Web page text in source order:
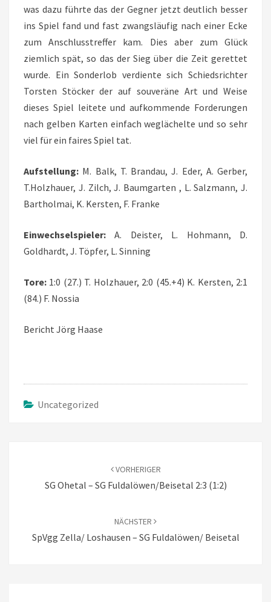
was dazu führte das der Gegner jetzt deutlich besser
ins Spiel fand und fast zwangsläufig nach einer Ecke
zum Anschlusstreffer kam. Dies aber zum Glück
ziemlich spät, so das der Sieg über die Zeit gerettet
wurde. Ein Sonderlob verdiente sich Schiedsrichter
Torsten Stöcker der auf souveräne Art und Weise
dieses Spiel leitete und aufkommende Forderungen
nach gelben Karten einfach weglächelte und so sehr
viel für ein faires Spiel tat.
Aufstellung: M. Balk, T. Brandau, J. Eder, A. Gerber,
T.Holzhauer, J. Zilch, J. Baumgarten , L. Salzmann, J.
Bartholmai, K. Kersten, F. Franke
Einwechselspieler: A. Deister, L. Hohmann, D.
Goldhardt, J. Töpfer, L. Sinning
Tore: 1:0 (27.) T. Holzhauer, 2:0 (45.+4) K. Kersten, 2:1
(84.) F. Nossia
Bericht Jörg Haase
Uncategorized
VORHERIGER
SG Ohetal – SG Fuldalöwen/Beisetal 2:3 (1:2)
NÄCHSTER
SpVgg Zella/ Loshausen – SG Fuldalöwen/ Beisetal